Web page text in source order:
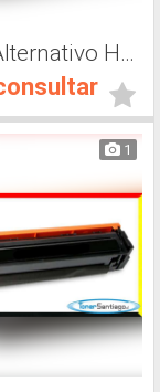
Toner Alternativo Hp CF500A, Impresora Láser
1